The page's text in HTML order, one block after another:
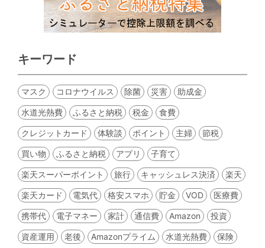
キーワード
マスク コロナウイルス 除菌 災害 助成金
水道光熱費 ふるさと納税 税金 食費
クレジットカード 体験談 ポイント 主婦 節税
買い物 ふるさと納税 アプリ 子育て
楽天スーパーポイント 旅行 キャッシュレス決済 楽天
楽天カード 電気代 格安スマホ 貯金 VOD 医療費
携帯代 電子マネー 家計 通信費 Amazon 投資
資産運用 老後 Amazonプライム 水道光熱費
保険